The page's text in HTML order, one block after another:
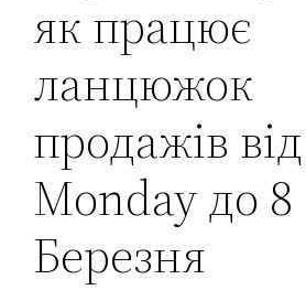
як працює
ланцюжок
продажів
Monday до 8
Березня